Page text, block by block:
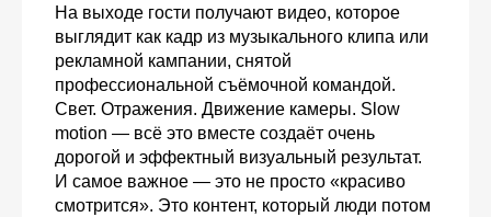
На выходе гости получают видео, которое
выглядит как кадр из музыкального клипа или
рекламной кампании, снятой
профессиональной съёмочной командой.
Свет. Отражения. Движение камеры. Slow
motion — всё это вместе создаёт очень
дорогой и эффектный визуальный результат.
И самое важное — это не просто «красиво
смотрится». Это контент, который люди потом